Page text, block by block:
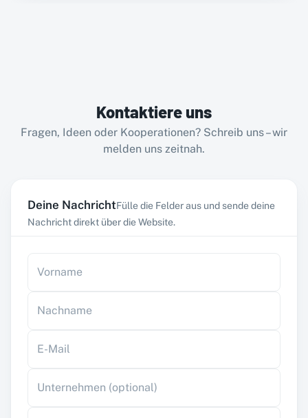
Kontaktiere uns
Fragen, Ideen oder Kooperationen? Schreib uns – wir
melden uns zeitnah.
Deine NachrichtFülle die Felder aus und sende deine
Nachricht direkt über die Website.
Vorname
Nachname
E-Mail
Unternehmen (optional)